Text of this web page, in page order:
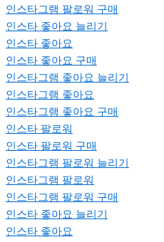
인스타그램 팔로워 구매
인스타 좋아요 늘리기
인스타 좋아요
인스타 좋아요 구매
인스타그램 좋아요 늘리기
인스타그램 좋아요
인스타그램 좋아요 구매
인스타 팔로워
인스타 팔로워 구매
인스타그램 팔로워 늘리기
인스타그램 팔로워
인스타그램 팔로워 구매
인스타 좋아요 늘리기
인스타 좋아요